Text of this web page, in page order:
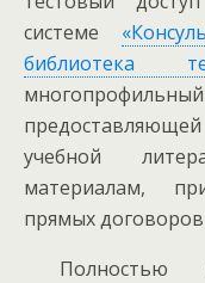
системе
библиотека
учебной
материалам,
прямых
Полностью